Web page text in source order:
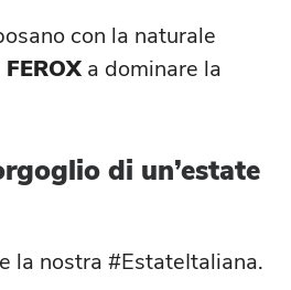
con la naturale
FEROX a dominare la
di un’estate
la nostra #EstateItaliana.